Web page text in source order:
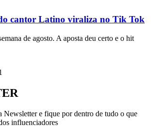
cantor Latino viraliza no Tik Tok
de agosto. A aposta deu certo e o hit
Newsletter e fique por dentro de tudo o que
influenciadores